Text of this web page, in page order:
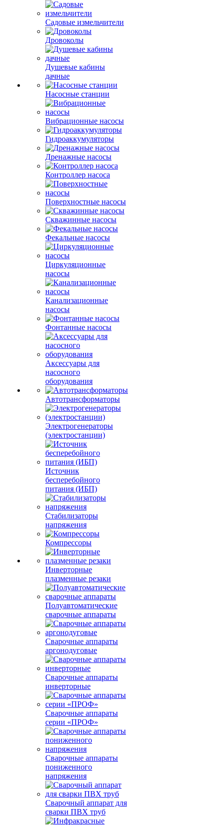
Садовые измельчители
Дровоколы
Душевые кабины
дачные
Насосные станции
Вибрационные насосы
Гидроаккумуляторы
Дренажные насосы
Контроллер насоса
Поверхностные насосы
Скважинные насосы
Фекальные насосы
Циркуляционные
насосы
Канализационные
насосы
Фонтанные насосы
Аксессуары для
насосного
оборудования
Автотрансформаторы
Электрогенераторы
(электростанции)
Источник
бесперебойного
питания (ИБП)
Стабилизаторы
напряжения
Компрессоры
Инверторные
плазменные резаки
Полуавтоматические
сварочные аппараты
Сварочные аппараты
аргонодуговые
Сварочные аппараты
инверторные
Сварочные аппараты
серии «ПРОФ»
Сварочные аппараты
пониженного
напряжения
Сварочный аппарат для
сварки ПВХ труб